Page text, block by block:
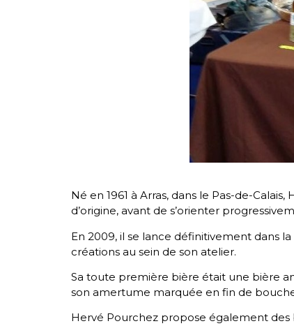
Né en 1961 à Arras, dans le Pas-de-
d’origine, avant de s’orienter
En 2009, il se lance définitivement dans
créations au sein de son atelier.
Sa toute première bière était une bière
son amertume marquée en fin de
Hervé Pourchez propose également des